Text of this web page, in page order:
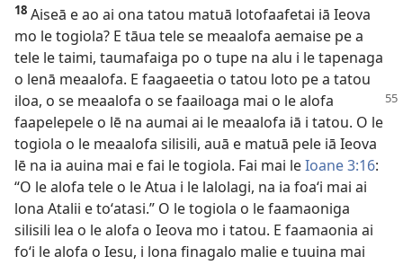
18 Aiseā e ao ai ona tatou matuā lotofaafetai iā Ieova
mo le togiola? E tāua tele se meaalofa aemaise pe a
tele le taimi, taumafaiga po o tupe na alu i le tapenaga
o lenā meaalofa. E faagaeetia o tatou loto pe a tatou
iloa, o se meaalofa o se faailoaga mai o le alofa
faapelepele o lē na aumai ai le meaalofa iā i tatou. O le
togiola o le meaalofa silisili, auā e matuā pele iā Ieova
lē na ia auina mai e fai le togiola. Fai mai leIoane 3:16:
“O le alofa tele o le Atua i le lalolagi, na ia foaʻi mai ai
lona Atalii e toʻatasi.” O le togiola o le faamaoniga
silisili lea o le alofa o Ieova mo i tatou. E faamaonia ai
foʻi le alofa o Iesu, i lona finagalo malie e tuuina mai